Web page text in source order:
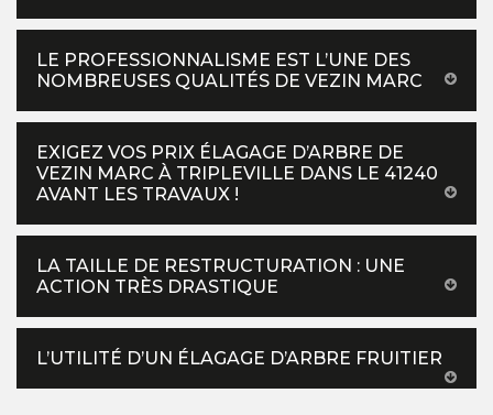
LE PROFESSIONNALISME EST L’UNE DES
NOMBREUSES QUALITÉS DE VEZIN MARC
EXIGEZ VOS PRIX ÉLAGAGE D’ARBRE DE
VEZIN MARC À TRIPLEVILLE DANS LE 41240
AVANT LES TRAVAUX !
LA TAILLE DE RESTRUCTURATION : UNE
ACTION TRÈS DRASTIQUE
L’UTILITÉ D’UN ÉLAGAGE D’ARBRE FRUITIER